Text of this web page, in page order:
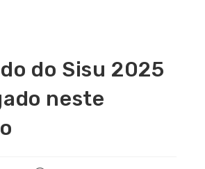
do Sisu 2025
neste